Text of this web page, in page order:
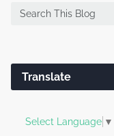
Translate
Select Language ▼